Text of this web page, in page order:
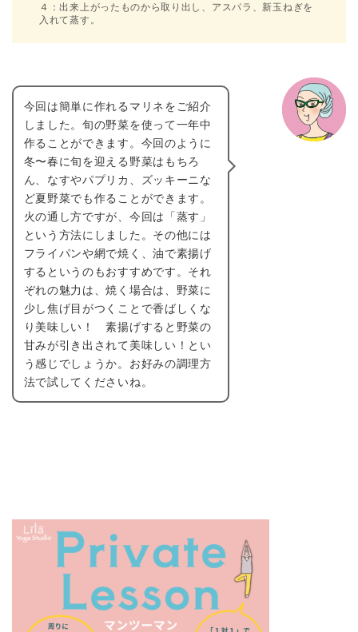
４：出来上がったものから取り出し、アスパラ、新玉ねぎを
入れて蒸す。
今回は簡単に作れるマリネをご紹介
しました。旬の野菜を使って一年中
作ることができます。今回のように
冬〜春に旬を迎える野菜はもちろ
ん、なすやパプリカ、ズッキーニな
ど夏野菜でも作ることができます。
火の通し方ですが、今回は「蒸す」
という方法にしました。その他には
フライパンや網で焼く、油で素揚げ
するというのもおすすめです。それ
ぞれの魅力は、焼く場合は、野菜に
少し焦げ目がつくことで香ばしくな
り美味しい！ 素揚げすると野菜の
甘みが引き出されて美味しい！とい
う感じでしょうか。お好みの調理方
法で試してくださいね。